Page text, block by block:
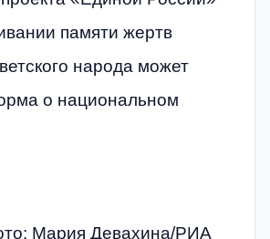
памяти жертв
народа может
о национальном
Мария Девахина/РИА